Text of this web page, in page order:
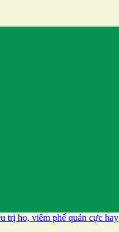
trị ho, viêm phế quản cực hay